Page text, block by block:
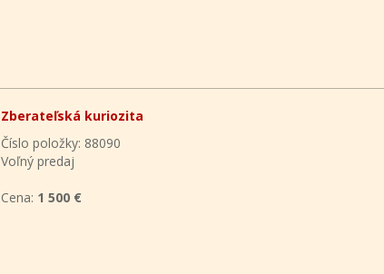
Zberateľská kuriozita
Číslo položky: 88090
Voľný predaj
Cena: 1 500 €